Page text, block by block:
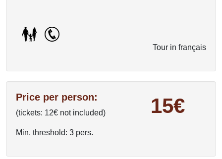
Tour in français
Price per person:
(tickets: 12€ not included)
Min. threshold: 3 pers.
15€